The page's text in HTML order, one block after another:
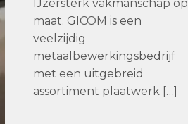
IJzersterk vakmanschap op
maat. GICOM is een
veelzijdig
metaalbewerkingsbedrijf
met een uitgebreid
assortiment plaatwerk […]